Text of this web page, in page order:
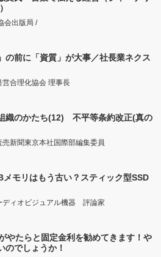
会出版局 /
の前に「資質」が大事／社長業ネクス
営合理化協会 理事長
織のかたち(12) 不平等条約改正(真の
売新聞東京本社国際部編集委員
モリはもう古い？スティック型SSD
ディオビジュアル機器 評論家
やたらと固定金利を勧めてきます！や
のでしょうか！